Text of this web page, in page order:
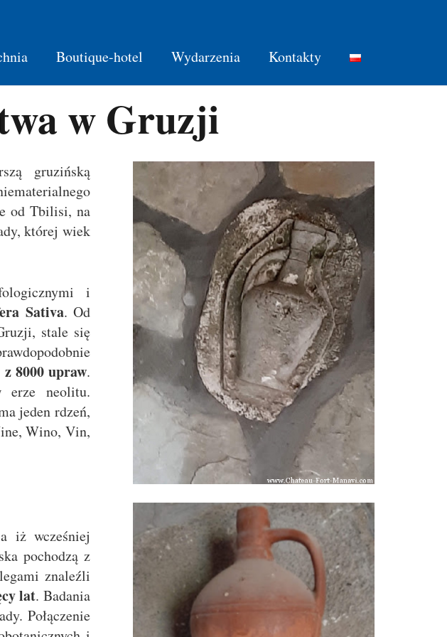
Boutique-hotel Wydarzenia Kontakty
w Gruzji
gruzińską
od Tbilisi, na
której wiek
i
Sativa. Od
stale się
8000 upraw.
neolitu.
jeden rdzeń,
Wino, Vin,
iż wcześniej
pochodzą z
znaleźli
lat. Badania
Połączenie